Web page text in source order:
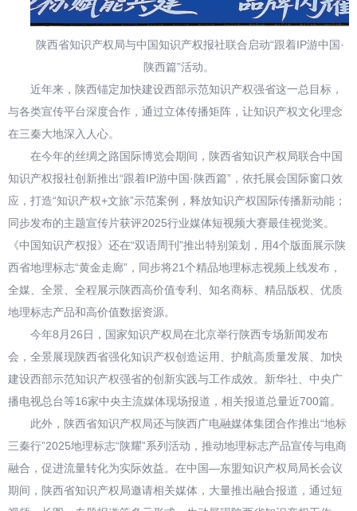
陕西省知识产权局与中国知识产权报社联合启动“跟着IP游中国·
陕西篇”活动。
近年来，陕西锚定加快建设西部示范知识产权强省这一总目标，
与各类宣传平台深度合作，通过立体传播矩阵，让知识产权文化理念
在三秦大地深入人心。
在今年的丝绸之路国际博览会期间，陕西省知识产权局联合中国
知识产权报社创新推出“跟着IP游中国·陕西篇”，依托展会国际窗口效
应，打造“知识产权+文旅”示范案例，释放知识产权国际传播新动能；
同步发布的主题宣传片获评2025行业媒体短视频大赛最佳视觉奖。
《中国知识产权报》还在“双语周刊”推出特别策划，用4个版面展示陕
西省地理标志“黄金走廊”，同步将21个精品地理标志视频上线发布，
全媒、全景、全程展示陕西高价值专利、知名商标、精品版权、优质
地理标志产品和高价值数据资源。
今年8月26日，国家知识产权局在北京举行陕西专场新闻发布
会，全景展现陕西省强化知识产权创造运用、护航高质量发展、加快
建设西部示范知识产权强省的创新实践与工作成效。新华社、中央广
播电视总台等16家中央主流媒体现场报道，相关报道总量近700篇。
此外，陕西省知识产权局还与陕西广电融媒体集团合作推出“地标
三秦行”2025地理标志“陕耀”系列活动，推动地理标志产品宣传与电商
融合，促进流量转化为实际效益。在中国—东盟知识产权局局长会议
期间，陕西省知识产权局邀请相关媒体，大量推出融合报道，通过短